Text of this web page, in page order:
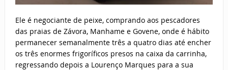
Ele é negociante de peixe, comprando aos pescadores
das praias de Závora, Manhame e Govene, onde é hábito
permanecer semanalmente três a quatro dias até encher
os três enormes frigoríficos presos na caixa da carrinha,
regressando depois a Lourenço Marques para a sua